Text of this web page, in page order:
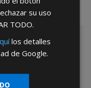
su uso
TODO.
los detalles
de Google.